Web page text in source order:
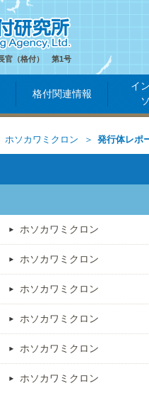
官（格付） 第1号
格付関連情報
イ
ホソカワミクロン 発行体レポ
ホソカワミクロン
ホソカワミクロン
ホソカワミクロン
ホソカワミクロン
ホソカワミクロン
ホソカワミクロン